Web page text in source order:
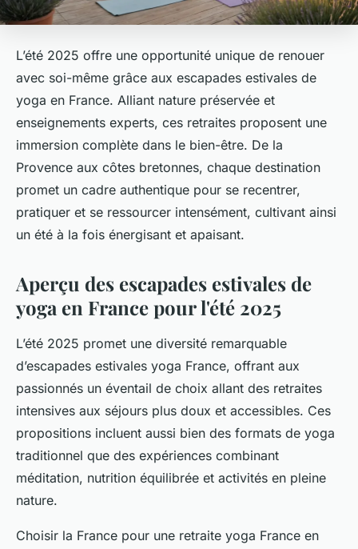
L’été 2025 offre une opportunité unique de renouer
avec soi-même grâce aux escapades estivales de
yoga en France. Alliant nature préservée et
enseignements experts, ces retraites proposent une
immersion complète dans le bien-être. De la
Provence aux côtes bretonnes, chaque destination
promet un cadre authentique pour se recentrer,
pratiquer et se ressourcer intensément, cultivant ainsi
un été à la fois énergisant et apaisant.
Aperçu des escapades estivales de
yoga en France pour l'été 2025
L’été 2025 promet une diversité remarquable
d’escapades estivales yoga France, offrant aux
passionnés un éventail de choix allant des retraites
intensives aux séjours plus doux et accessibles. Ces
propositions incluent aussi bien des formats de yoga
traditionnel que des expériences combinant
méditation, nutrition équilibrée et activités en pleine
nature.
Choisir la France pour une retraite yoga France en